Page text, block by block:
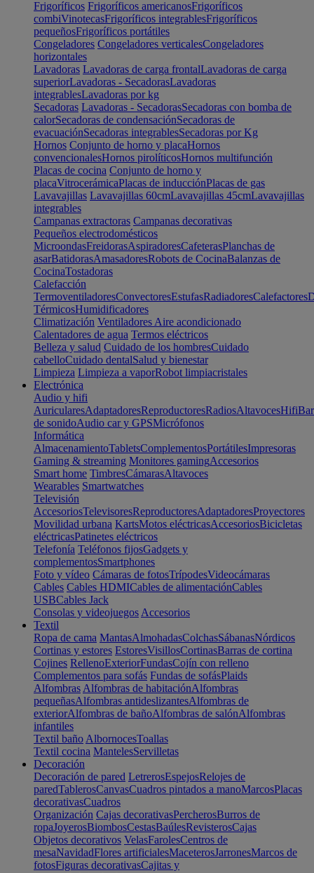
Frigoríficos Frigoríficos americanosFrigoríficos
combiVinotecasFrigoríficos integrablesFrigoríficos
pequeñosFrigoríficos portátiles
Congeladores Congeladores verticalesCongeladores
horizontales
Lavadoras Lavadoras de carga frontalLavadoras de carga
superiorLavadoras - SecadorasLavadoras
integrablesLavadoras por kg
Secadoras Lavadoras - SecadorasSecadoras con bomba de
calorSecadoras de condensaciónSecadoras de
evacuaciónSecadoras integrablesSecadoras por Kg
Hornos Conjunto de horno y placaHornos
convencionalesHornos pirolíticosHornos multifunción
Placas de cocina Conjunto de horno y
placaVitrocerámicaPlacas de inducciónPlacas de gas
Lavavajillas Lavavajillas 60cmLavavajillas 45cmLavavajillas
integrables
Campanas extractoras Campanas decorativas
Pequeños electrodomésticos
MicroondasFreidorasAspiradoresCafeterasPlanchas de
asarBatidorasAmasadoresRobots de CocinaBalanzas de
CocinaTostadoras
Calefacción
TermoventiladoresConvectoresEstufasRadiadoresCalefactores
TérmicosHumidificadores
Climatización Ventiladores Aire acondicionado
Calentadores de agua Termos eléctricos
Belleza y salud Cuidado de los hombresCuidado
cabelloCuidado dentalSalud y bienestar
Limpieza Limpieza a vaporRobot limpiacristales
Electrónica
Audio y hifi
AuricularesAdaptadoresReproductoresRadiosAltavocesHifi
de sonidoAudio car y GPSMicrófonos
Informática
AlmacenamientoTabletsComplementosPortátilesImpresoras
Gaming & streaming Monitores gamingAccesorios
Smart home TimbresCámarasAltavoces
Wearables Smartwatches
Televisión
AccesoriosTelevisoresReproductoresAdaptadoresProyectores
Movilidad urbana KartsMotos eléctricasAccesoriosBicicletas
eléctricasPatinetes eléctricos
Telefonía Teléfonos fijosGadgets y
complementosSmartphones
Foto y vídeo Cámaras de fotosTrípodesVideocámaras
Cables Cables HDMICables de alimentaciónCables
USBCables Jack
Consolas y videojuegos Accesorios
Textil
Ropa de cama MantasAlmohadasColchasSábanasNórdicos
Cortinas y estores EstoresVisillosCortinasBarras de cortina
Cojines RellenoExteriorFundasCojín con relleno
Complementos para sofás Fundas de sofásPlaids
Alfombras Alfombras de habitaciónAlfombras
pequeñasAlfombras antideslizantesAlfombras de
exteriorAlfombras de bañoAlfombras de salónAlfombras
infantiles
Textil baño AlbornocesToallas
Textil cocina MantelesServilletas
Decoración
Decoración de pared LetrerosEspejosRelojes de
paredTablerosCanvasCuadros pintados a manoMarcosPlacas
decorativasCuadros
Organización Cajas decorativasPercherosBurros de
ropaJoyerosBiombosCestasBaúlesRevisterosCajas
Objetos decorativos VelasFarolesCentros de
mesaNavidadFlores artificialesMaceterosJarronesMarcos de
fotosFiguras decorativasCajitas y